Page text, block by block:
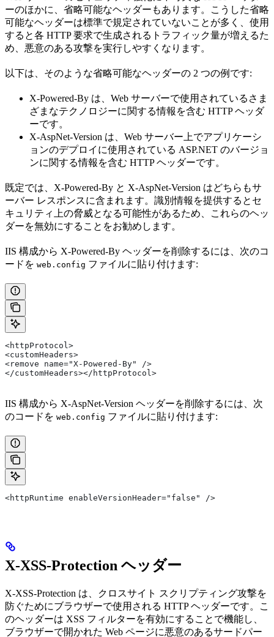
ーのほかに、省略可能なヘッダーもあります。こうした省略
可能なヘッダーは標準で規定されていないことが多く、使用
すると各 HTTP 要求で生成されるトラフィック量が増えるた
め、悪意のある攻撃を実行しやすくなります。
以下は、そのような省略可能なヘッダーの 2 つの例です:
X-Powered-By は、Web サーバーで使用されているさま
ざまなテクノロジーに関する情報を含む HTTP ヘッダ
ーです。
X-AspNet-Version は、Web サーバー上でアプリケーシ
ョンのデプロイに使用されている ASP.NET のバージョ
ンに関する情報を含む HTTP ヘッダーです。
既定では、X-Powered-By と X-AspNet-Version はどちらもサ
ーバー レスポンスに含まれます。識別情報を提供するとセ
キュリティ上の脅威となる可能性があるため、これらのヘッ
ダーを無効にすることをお勧めします。
IIS 構成から X-Powered-By ヘッダーを削除するには、次のコ
ードを web.config ファイルに貼り付けます:
<httpProtocol>
<customHeaders>
<remove name="X-Powered-By" />
</customHeaders></httpProtocol>
IIS 構成から X-AspNet-Version ヘッダーを削除するには、次
のコードを web.config ファイルに貼り付けます:
<httpRuntime enableVersionHeader="false" />
X-XSS-Protection ヘッダー
X-XSS-Protection は、クロスサイト スクリプティング攻撃を
防ぐためにブラウザーで使用される HTTP ヘッダーです。こ
のヘッダーは XSS フィルターを有効にすることで機能し、
ブラウザーで開かれた Web ページに悪意のあるサードパー